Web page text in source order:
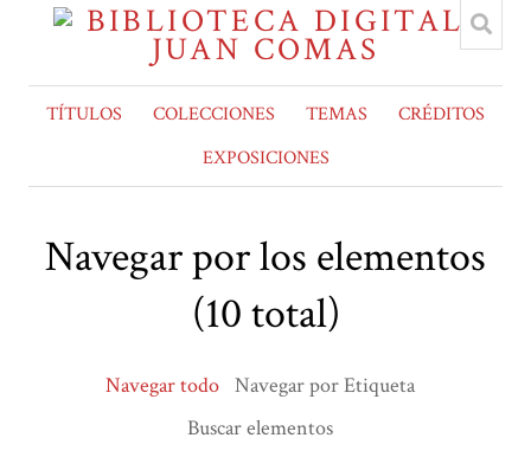
TÍTULOS COLECCIONES TEMAS
CRÉDITOS
EXPOSICIONES
Navegar por los elementos
(10 total)
Navegar todo Navegar por Etiqueta
Buscar elementos